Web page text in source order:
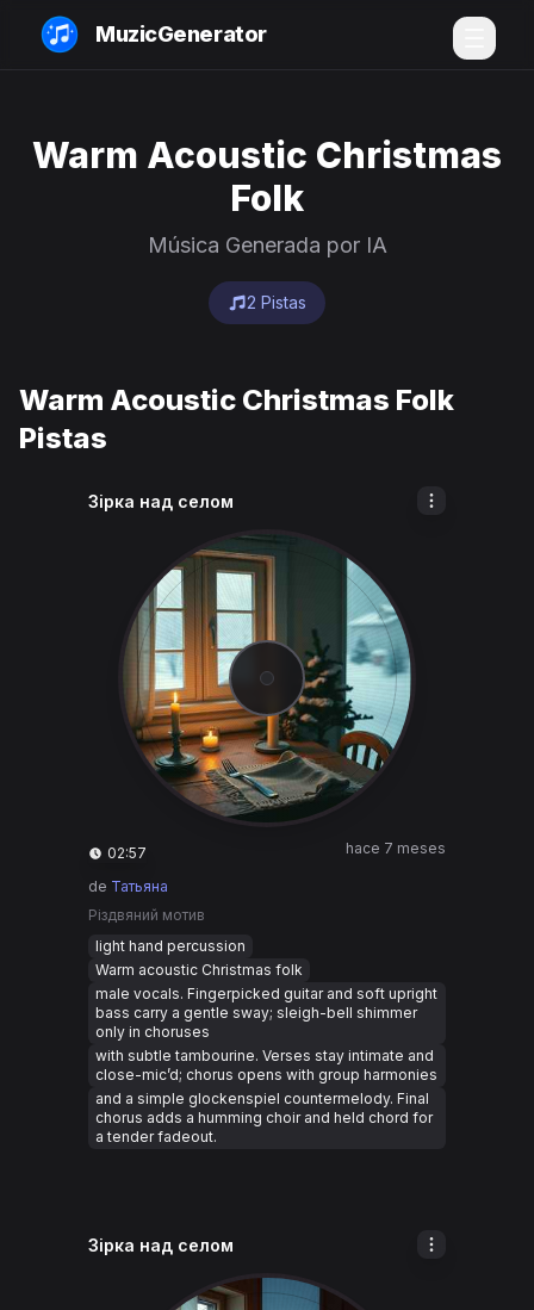
MuzicGenerator
Warm Acoustic Christmas
Folk
Música Generada por IA
2 Pistas
Warm Acoustic Christmas Folk
Pistas
Зірка над селом
02:57 hace 7 meses
de Татьяна
Різдвяний мотив
light hand percussion
Warm acoustic Christmas folk
male vocals. Fingerpicked guitar and soft upright
bass carry a gentle sway; sleigh-bell shimmer
only in choruses
with subtle tambourine. Verses stay intimate and
close-mic’d; chorus opens with group harmonies
and a simple glockenspiel countermelody. Final
chorus adds a humming choir and held chord for
a tender fadeout.
Зірка над селом